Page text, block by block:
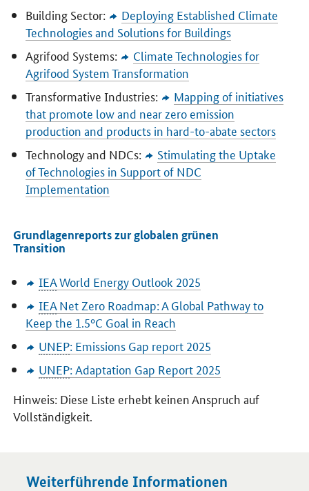
Building Sector:
Deploying Established Climate
Technologies and Solutions for Buildings
Agrifood Systems:
Climate Technologies for
Agrifood System Transformation
Transformative Industries:
Mapping of initiatives
that promote low and near zero emission
production and products in hard-to-abate sectors
Technology and NDCs:
Stimulating the Uptake
of Technologies in Support of NDC
Implementation
Grundlagenreports zur globalen grünen
Transition
IEAWorld Energy Outlook 2025
IEA Net Zero Roadmap: A Global Pathway to
Keep the 1.5°C Goal in Reach
UNEP: Emissions Gap report2025
UNEP: Adaptation Gap Report2025
Hinweis: Diese Liste erhebt keinen Anspruch auf
Vollständigkeit.
Weiterführende Informationen